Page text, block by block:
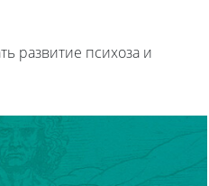
развитие психоза и